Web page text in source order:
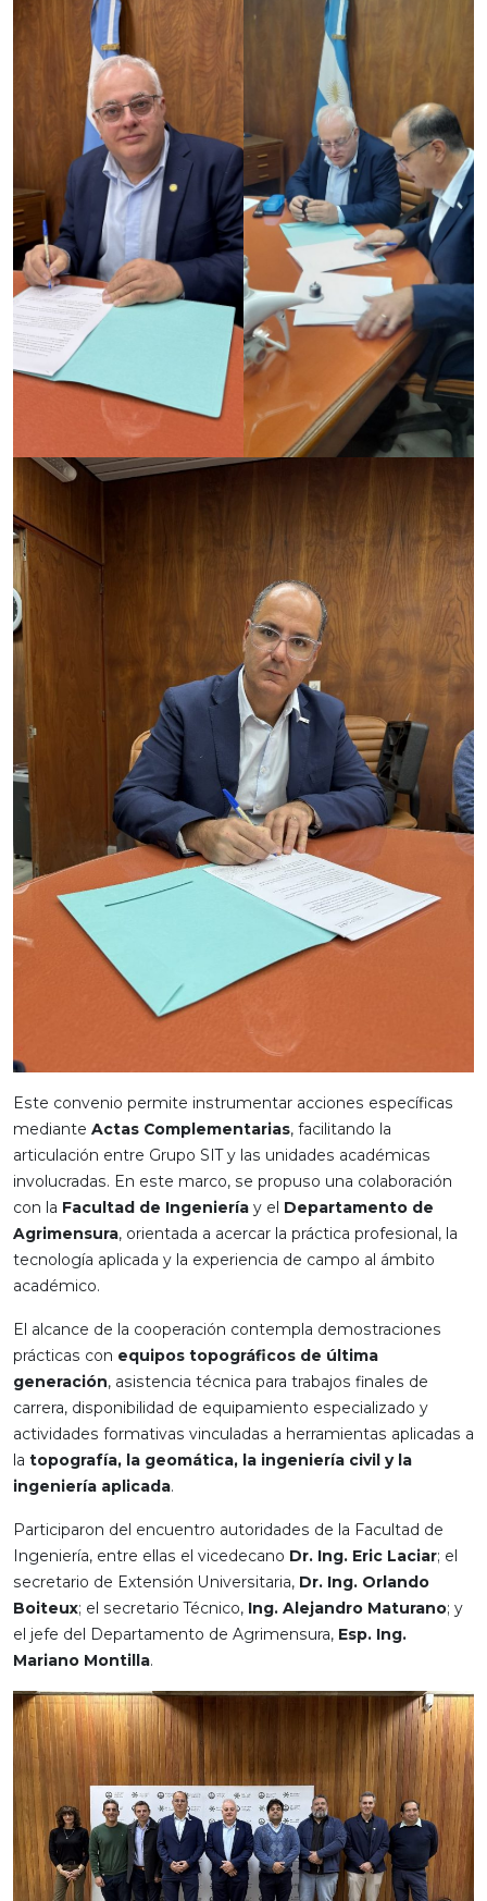
Este convenio permite instrumentar acciones específicas
mediante Actas Complementarias, facilitando la
articulación entre Grupo SIT y las unidades académicas
involucradas. En este marco, se propuso una colaboración
con la Facultad de Ingeniería y el Departamento de
Agrimensura, orientada a acercar la práctica profesional, la
tecnología aplicada y la experiencia de campo al ámbito
académico.
El alcance de la cooperación contempla demostraciones
prácticas con equipos topográficos de última
generación, asistencia técnica para trabajos finales de
carrera, disponibilidad de equipamiento especializado y
actividades formativas vinculadas a herramientas aplicadas a
la topografía, la geomática, la ingeniería civil y la
ingeniería aplicada.
Participaron del encuentro autoridades de la Facultad de
Ingeniería, entre ellas el vicedecano Dr. Ing. Eric Laciar; el
secretario de Extensión Universitaria, Dr. Ing. Orlando
Boiteux; el secretario Técnico, Ing. Alejandro Maturano; y
el jefe del Departamento de Agrimensura, Esp. Ing.
Mariano Montilla.